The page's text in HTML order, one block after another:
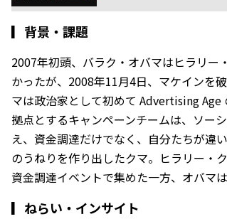
▎ 背景・課題
2007年初頭、バラク・オバマはヒラリー
かったが、2008年11月4日、マケインを
マは政治家として初めて Advertising
拠点とするキャンペーンチームは、ソー
え、資金調達だけでなく、自分たちが
のうねりを作り出したクマ。ヒラリー・
資金調達イベントで集めた一方、オバマ
▎ ねらい・インサイト